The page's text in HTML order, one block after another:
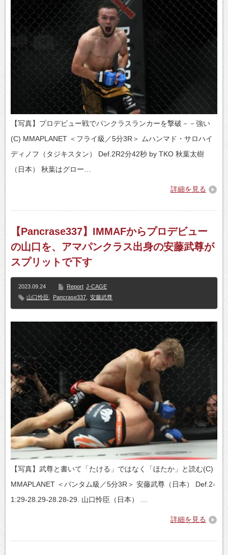
【写真】プロデビュー戦でパンクラスランカーを撃破－－強い
(C) MMAPLANET ＜フライ級／5分3R＞ ムハンマド・サロハイ
ディノフ（タジキスタン） Def.2R2分42秒 by TKO 秋葉太樹
（日本） 秋葉はグロー…
詳細を見る
【Pancrase337】IMMAFからプロデビュー
の山口を、アマパンクラス出身の安藤武尊が
スプリットで下す
2023.09.24 Report J-CAGE
山口怜臣
Pancrase337 安藤武尊
【写真】武尊と書いて「たける」ではなく「ほたか」と読む(C)
MMAPLANET ＜バンタム級／5分3R＞ 安藤武尊（日本） Def.2-
1:29-28.29-28.28-29. 山口怜臣（日本） …
詳細を見る